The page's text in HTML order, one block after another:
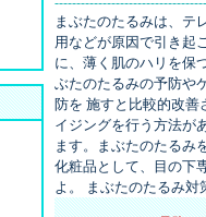
まぶたのたるみは、テ
用などが原因で引き起
に、薄く肌のハリを保
ぶたのたるみの予防や
防を 施すと比較的改
イジングを行う方法が
ます。まぶたのたるみ
化粧品として、目の下
よ。 まぶたのたるみ